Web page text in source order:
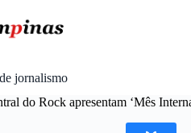
jornalismo
do Rock apresentam ‘Mês